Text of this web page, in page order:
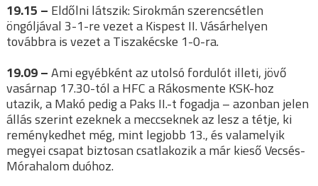
19.15 – Eldőlni látszik: Sirokmán szerencsétlen
öngóljával 3-1-re vezet a Kispest II. Vásárhelyen
továbbra is vezet a Tiszakécske 1-0-ra.
19.09 –Ami egyébként az utolsó fordulót illeti, jövő
vasárnap 17.30-tól a HFC a Rákosmente KSK-hoz
utazik, a Makó pedig a Paks II.-t fogadja – azonban jelen
állás szerint ezeknek a meccseknek az lesz a tétje, ki
reménykedhet még, mint legjobb 13., és valamelyik
megyei csapat biztosan csatlakozik a már kieső Vecsés-
Mórahalom duóhoz.